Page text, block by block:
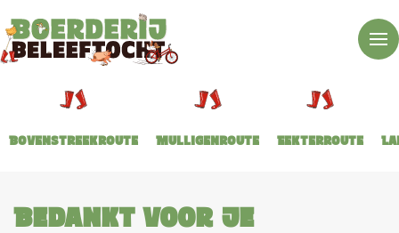
Bovenstreekroute Mulligenroute Eekterroute
Bedankt voor je